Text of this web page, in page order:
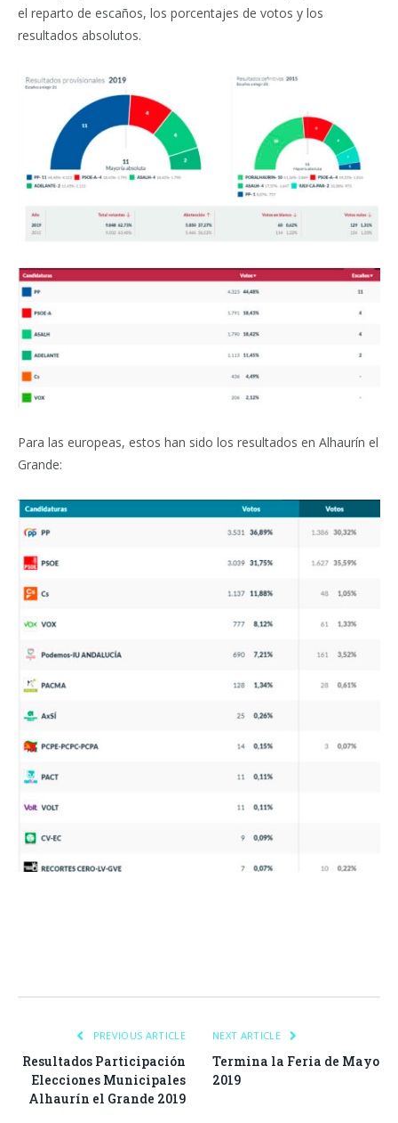
el reparto de escaños, los porcentajes de votos y los
resultados absolutos.
Para las europeas, estos han sido los resultados en Alhaurín el
Grande:
PREVIOUS ARTICLE
Resultados Participación
Elecciones Municipales
Alhaurín el Grande 2019
NEXT ARTICLE
Termina la Feria de Mayo
2019